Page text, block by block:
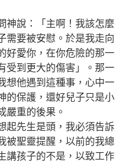
神說：「主啊！我該怎麼
需要被安慰。於是我走向
好愛你，在你危險的那一
受到更大的傷害」。那一
想他遇到這種事，心中一
的保護，還好兒子只是小
嚴重的後果。
起先生是頭，我必須告訴
被聖靈提醒，以前的我總
講孩子的不是，以致工作